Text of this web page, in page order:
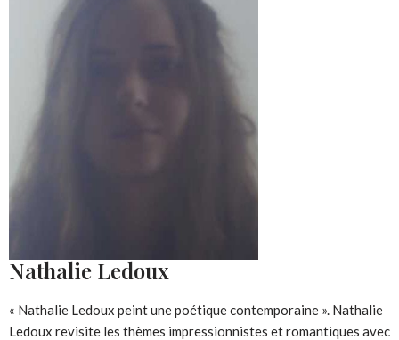
Nathalie Ledoux
« Nathalie Ledoux peint une poétique contemporaine ». Nathalie
Ledoux revisite les thèmes impressionnistes et romantiques avec